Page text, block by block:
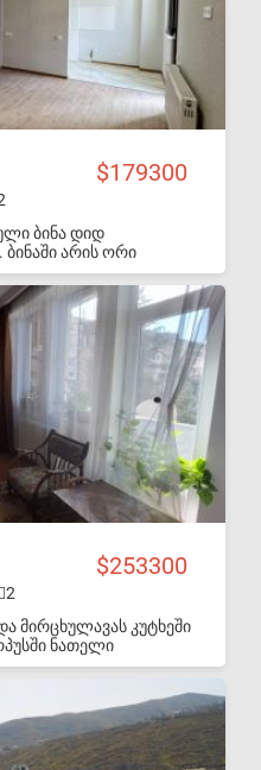
ფარდები,
სარეცხის მანქანა,
ადგილი საჩუქრად!
179300
ბინა დიდ
ბინაში არის ორი
დამოუკიდებელი
აქვს აივანი.
გათბობა (არის
გამჭოლი. როგორც
აქვს აივანი. ლიფტის
ახლოს არის
კატეგორიულად არ
S-VIP
253300
2
მირცხულავას კუტხეში
ნათელი
წერტილით,2
სტილში,სულ 114
მეპატრონე.ფასზე
ნომერზე
მერე.
S-VIP